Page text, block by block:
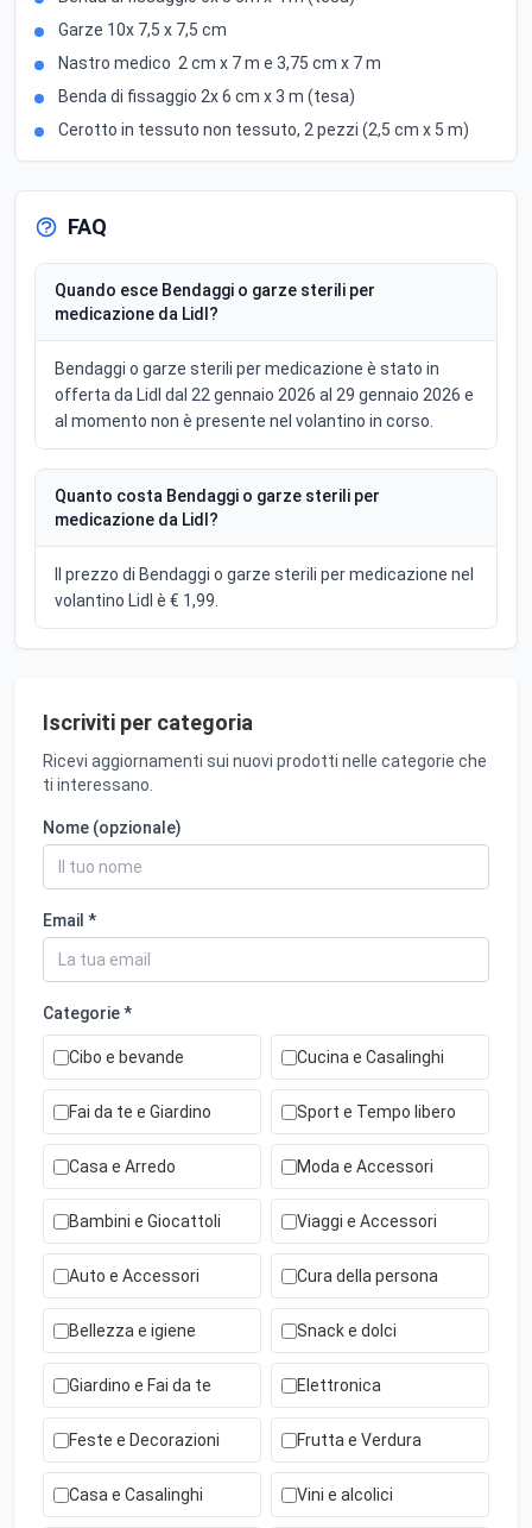
Garze 10x 7,5 x 7,5 cm
Nastro medico 2 cm x 7 m e 3,75 cm x 7 m
Benda di fissaggio 2x 6 cm x 3 m (tesa)
Cerotto in tessuto non tessuto, 2 pezzi (2,5 cm x 5 m)
FAQ
Quando esce Bendaggi o garze sterili per
medicazione da Lidl?
Bendaggi o garze sterili per medicazione è stato in
offerta da Lidl dal 22 gennaio 2026 al 29 gennaio 2026 e
al momento non è presente nel volantino in corso.
Quanto costa Bendaggi o garze sterili per
medicazione da Lidl?
Il prezzo di Bendaggi o garze sterili per medicazione nel
volantino Lidl è € 1,99.
Iscriviti per categoria
Ricevi aggiornamenti sui nuovi prodotti nelle categorie che
ti interessano.
Nome (opzionale)
Email *
Categorie *
Cibo e bevande Cucina e Casalinghi
Fai da te e Giardino Sport e Tempo libero
Casa e Arredo Moda e Accessori
Bambini e Giocattoli Viaggi e Accessori
Auto e Accessori Cura della persona
Bellezza e igiene Snack e dolci
Giardino e Fai da te Elettronica
Feste e Decorazioni Frutta e Verdura
Casa e Casalinghi Vini e alcolici